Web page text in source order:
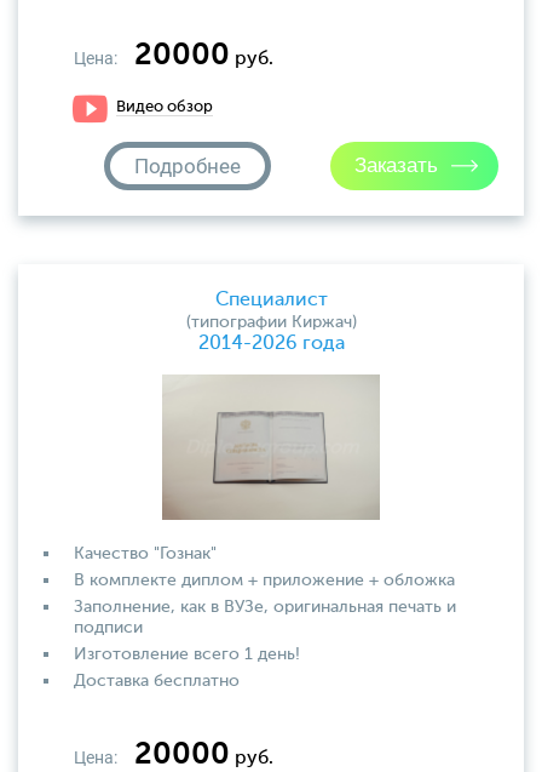
Цена: 20000 руб.
Видео обзор
Подробнее
Специалист
(типографии Киржач)
2014-2026 года
Качество "Гознак"
В комплекте диплом + приложение + обложка
Заполнение, как в ВУЗе, оригинальная печать и
подписи
Изготовление всего 1 день!
Доставка бесплатно
Цена: 20000 руб.